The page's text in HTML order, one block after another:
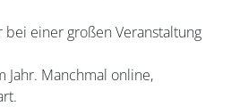
bei einer großen Veranstaltung
Jahr. Manchmal online,